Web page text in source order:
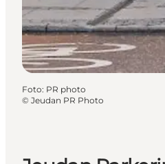
Foto: PR photo
© Jeudan PR Photo